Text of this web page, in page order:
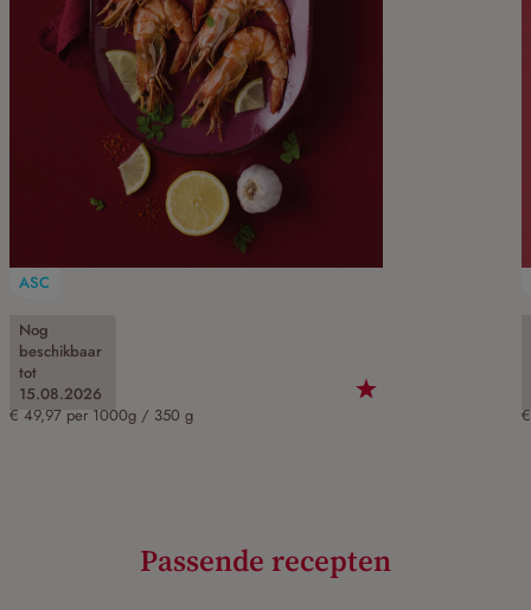
ASC
Nog
beschikbaar
tot
15.08.2026
Gambas
Art.-Nr. 60078
17,49 €
€ 49,97 per 1000g / 350 g
Passende recepten